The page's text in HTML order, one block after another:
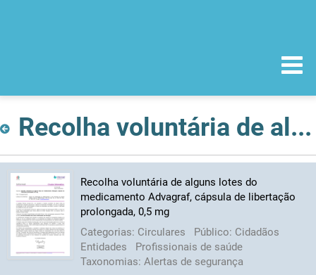
Recolha voluntária de alguns lotes do medicamento Advagraf, cápsula de libertação prolongada, 0,5 mg
Recolha voluntária de alguns lotes do
medicamento Advagraf, cápsula de libertação
prolongada, 0,5 mg
Categorias: Circulares Público: Cidadãos
Entidades
Profissionais de saúde
Taxonomias: Alertas de segurança